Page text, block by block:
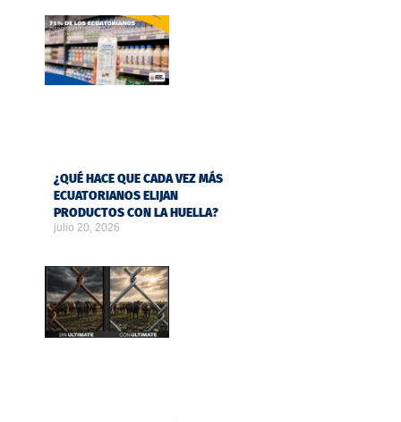
¿QUÉ HACE QUE CADA VEZ MÁS
ECUATORIANOS ELIJAN
PRODUCTOS CON LA HUELLA?
julio 20, 2026